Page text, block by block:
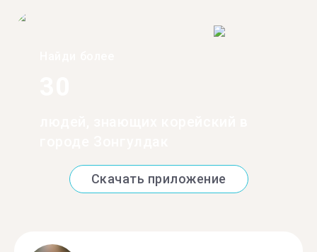
Скачать приложение